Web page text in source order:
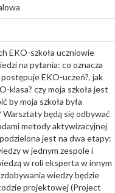
EKO-szkoła uczniowie
na pytania: co oznacza
postępuje EKO-uczeń?, jak
klasa? czy moja szkoła jest
by moja szkoła była
Warsztaty będą się odbywać
metody aktywizacyjnej
jest na dwa etapy:
w jednym zespole i
w roli eksperta w innym
wiedzy będzie
projektowej (Project